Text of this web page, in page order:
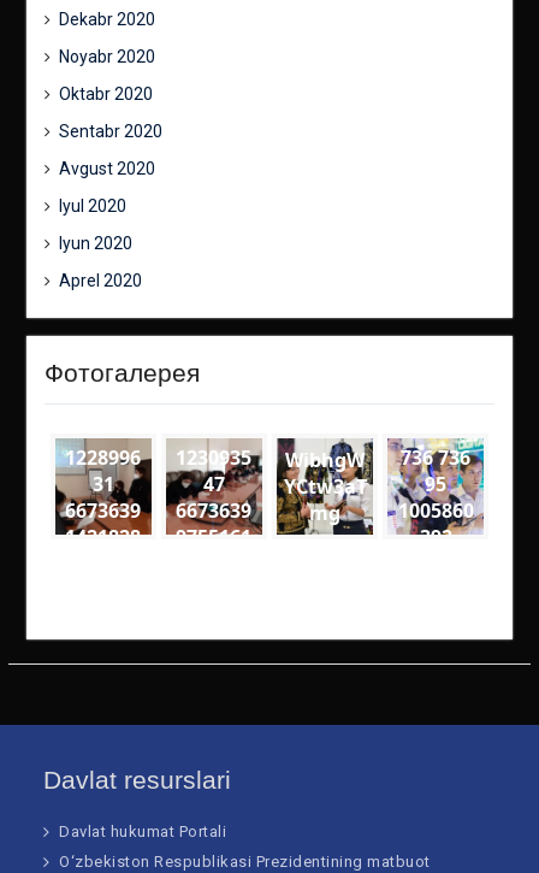
Dekabr 2020
Noyabr 2020
Oktabr 2020
Sentabr 2020
Avgust 2020
Iyul 2020
Iyun 2020
Aprel 2020
Фотогалерея
1228996
31
6673639
1421828
10252 n
1230935
47
6673639
9755161
61205 n
WibhgW
YCtw3aT
mg
736 736
95
1005860
392
Davlat resurslari
Davlat hukumat Portali
O‘zbekiston Respublikasi Prezidentining matbuot